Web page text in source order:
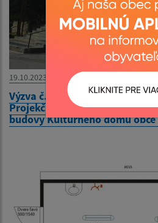
19.10.2023
Výzva č. 175/2023 - Prieskum
Projekčné práce: Zníženie
budovy Kultúrneho domu obce